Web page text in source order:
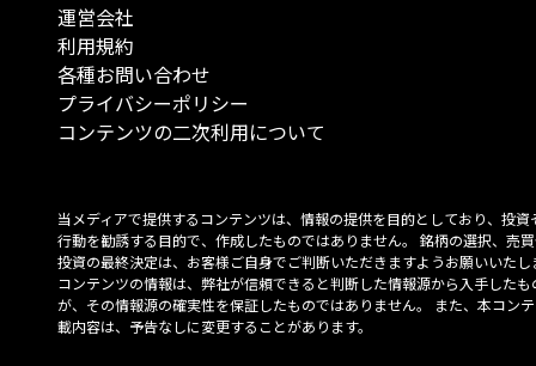
運営会社
利用規約
各種お問い合わせ
プライバシーポリシー
コンテンツの二次利用について
当メディアで提供するコンテンツは、情報の提供を目的としており、投資
行動を勧誘する目的で、作成したものではありません。 銘柄の選択、売
投資の最終決定は、お客様ご自身でご判断いただきますようお願いいたし
コンテンツの情報は、弊社が信頼できると判断した情報源から入手したも
が、その情報源の確実性を保証したものではありません。 また、本コン
載内容は、予告なしに変更することがあります。